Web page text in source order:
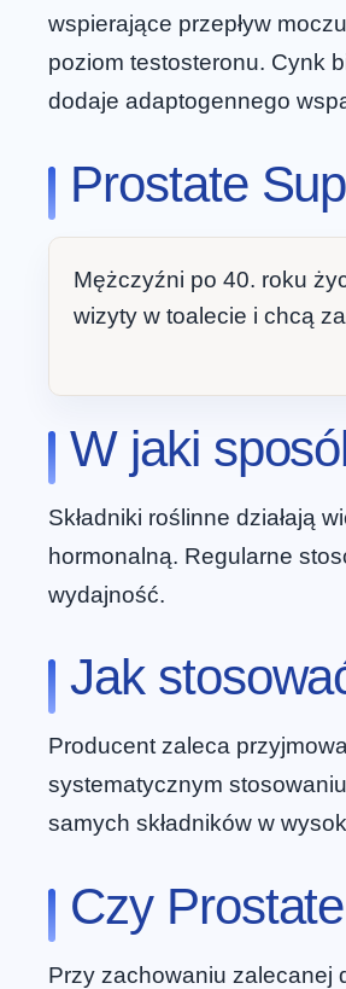
wspierające przepływ
poziom testosteronu. Cynk
dodaje adaptogennego
Prostate
Mężczyźni po 40. roku
wizyty w toalecie i chcą
W jaki
Składniki roślinne działają
hormonalną. Regularne
wydajność.
Jak
Producent zaleca
systematycznym
samych składników w
Czy
Przy zachowaniu zalecanej